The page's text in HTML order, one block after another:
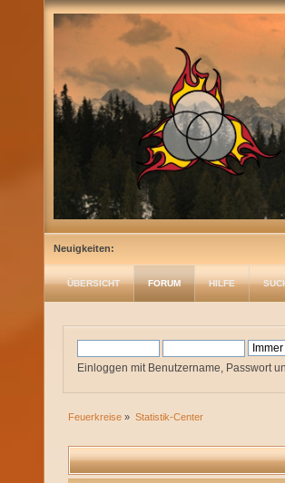
Neuigkeiten:
ÜBERSICHT FORUM HILFE
Einloggen mit Benutzername, Passwort
Feuerkreise » Statistik-Center